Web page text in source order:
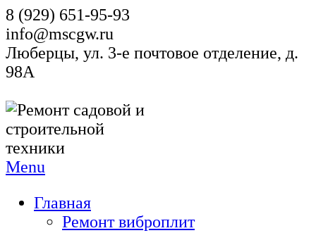
8 (929) 651-95-93
info@mscgw.ru
Люберцы, ул. 3-е почтовое отделение, д.
98А
Menu
Главная
Ремонт виброплит